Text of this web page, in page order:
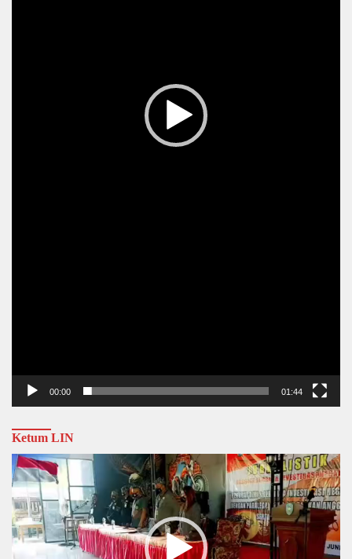
00:00 01:44
Ketum LIN
Video
Player